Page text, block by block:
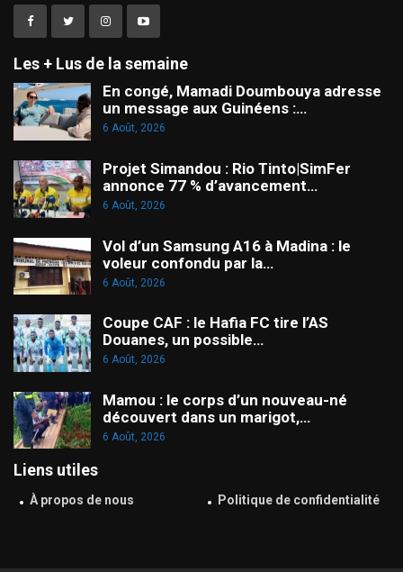
Les + Lus de la semaine
En congé, Mamadi Doumbouya adresse
un message aux Guinéens :…
6 Août, 2026
Projet Simandou : Rio Tinto|SimFer
annonce 77 % d’avancement…
6 Août, 2026
Vol d’un Samsung A16 à Madina : le
voleur confondu par la…
6 Août, 2026
Coupe CAF : le Hafia FC tire l’AS
Douanes, un possible…
6 Août, 2026
Mamou : le corps d’un nouveau-né
découvert dans un marigot,…
6 Août, 2026
Liens utiles
À propos de nous Politique de confidentialité